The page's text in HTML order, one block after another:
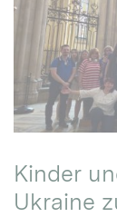
Kinder
Ukraine